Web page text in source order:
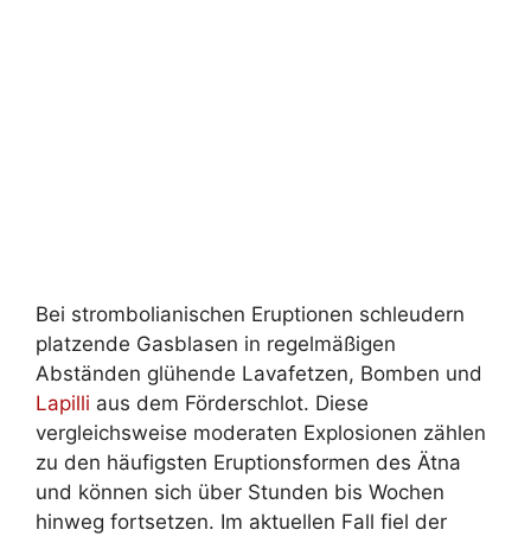
Bei strombolianischen Eruptionen schleudern
platzende Gasblasen in regelmäßigen
Abständen glühende Lavafetzen, Bomben und
Lapilli aus dem Förderschlot. Diese
vergleichsweise moderaten Explosionen zählen
zu den häufigsten Eruptionsformen des Ätna
und können sich über Stunden bis Wochen
hinweg fortsetzen. Im aktuellen Fall fiel der